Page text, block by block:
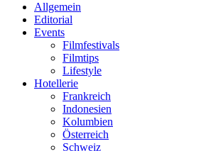
Allgemein
Editorial
Events
Filmfestivals
Filmtips
Lifestyle
Hotellerie
Frankreich
Indonesien
Kolumbien
Österreich
Schweiz